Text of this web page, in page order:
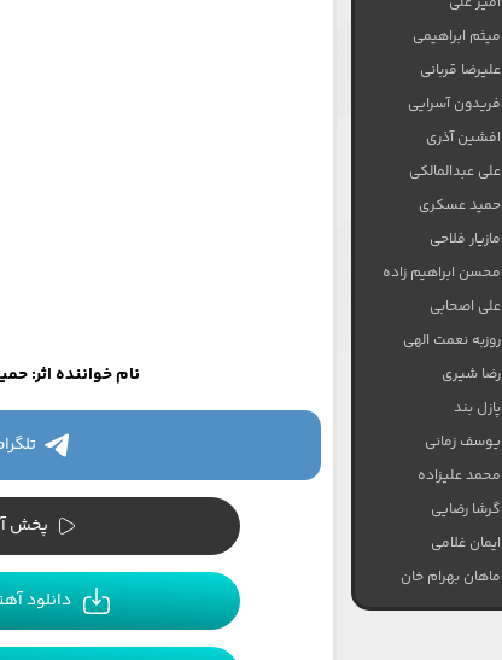
نام خواننده اثر:
پخش
دانلود
میثم ابراهیمی
علیرضا قربانی
فریدون آسرایی
افشین آذری
علی عبدالمالکی
حمید عسکری
مازیار فلاحی
محسن ابراهیم زاده
علی اصحابی
روزبه نعمت الهی
رضا شیری
پازل بند
یوسف زمانی
محمد علیزاده
گرشا رضایی
ایمان غلامی
ماهان بهرام خان